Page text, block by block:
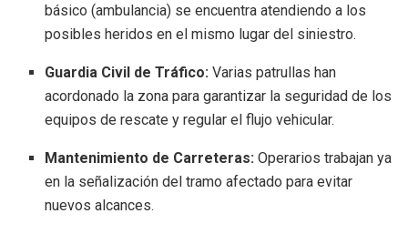
básico (ambulancia) se encuentra atendiendo a los
posibles heridos en el mismo lugar del siniestro.
Guardia Civil de Tráfico: Varias patrullas han
acordonado la zona para garantizar la seguridad de los
equipos de rescate y regular el flujo vehicular.
Mantenimiento de Carreteras: Operarios trabajan ya
en la señalización del tramo afectado para evitar
nuevos alcances.